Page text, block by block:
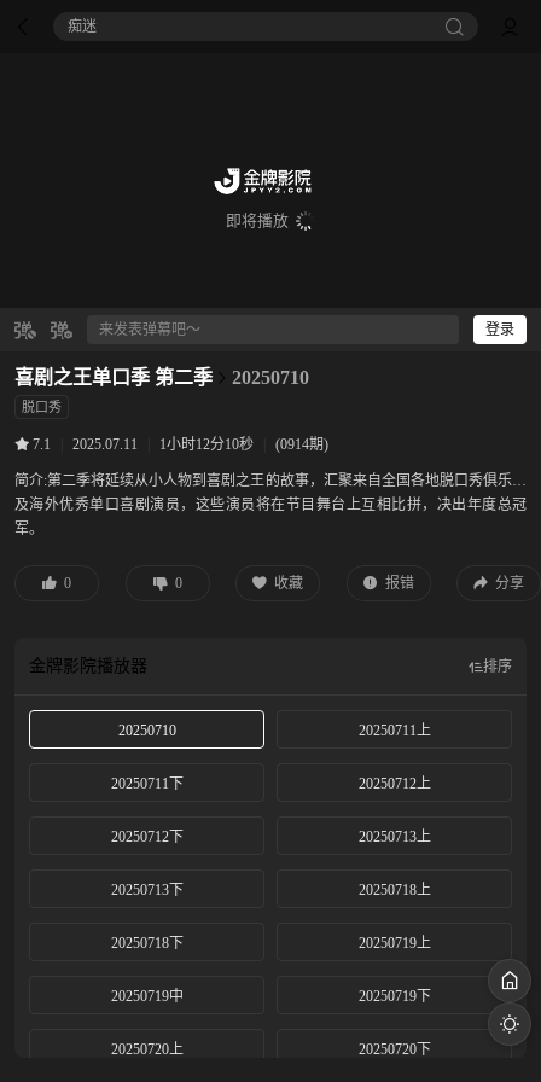
痴迷
即将播放
登录
喜剧之王单口季 第二季 20250710
脱口秀
7.1 2025.07.11 1小时12分10秒 (0914期)
简介:第二季将延续从小人物到喜剧之王的故事，汇聚来自全国各地脱口秀俱乐部
及海外优秀单口喜剧演员，这些演员将在节目舞台上互相比拼，决出年度总冠
军。
0 0 收藏 报错 分享
金牌影院播放器 排序
20250710 20250711上
20250711下 20250712上
20250712下 20250713上
20250713下 20250718上
20250718下 20250719上
20250719中 20250719下
20250720上 20250720下